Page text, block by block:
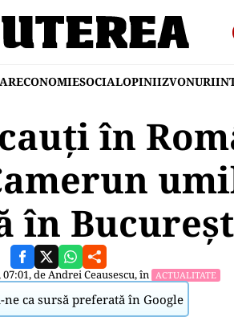
ECONOMIESOCIALOPINIIZVONURI
în
în
deAndrei Ceausescu, în ACTUALITATE
ne ca sursă preferată în Google